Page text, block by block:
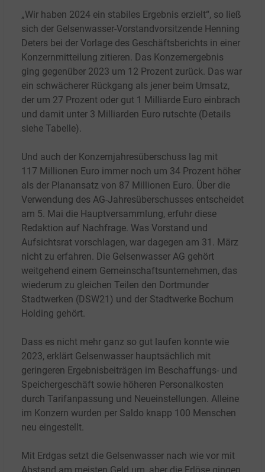
„Wir haben 2024 ein stabiles Ergebnis erzielt“, so ließ
sich der Gelsenwasser-Vorstandvorsitzende Henning
Deters bei der Vorlage des Geschäftsberichts in einer
Konzernmitteilung zitieren. Das Konzernergebnis
ging gegenüber 2023 um 12 Prozent zurück. Das war
ein schwächerer Rückgang als jener beim Umsatz,
der um 27 Prozent oder gut 1
Milliarde Euro einbrach
und damit unter 3 Milliarden Euro rutschte (Details
siehe Tabelle).
Und auch der Konzernjahresüberschuss lag mit
117 Millionen Euro immer noch um 34 Prozent höher
als der Planansatz von 87 Millionen Euro. Über die
Verwendung des AG-Jahresüberschusses entscheidet
am 5. Mai die Hauptversammlung, erfuhr diese
Redaktion auf Nachfrage. Was Vorstand und
Aufsichtsrat vorschlagen, war dagegen am 31. März
nicht zu erfahren. Die Gelsenwasser AG gehört
weitgehend einem Gemeinschaftsunternehmen, das
wiederum zu gleichen Teilen den Dortmunder
Stadtwerken (DSW21) und der Stadtwerke Bochum
Holding gehört.
Dass es nicht mehr ganz so gut laufen konnte wie
2023, erklärt Gelsenwasser hauptsächlich mit
geringeren Ergebnisbeiträgen im Beschaffungs- und
Speichergeschäft sowie höheren Personalkosten
durch Tarifanpassung und Neueinstellungen. Alleine
im Konzern wurden per Saldo knapp 100 Menschen
neu eingestellt.
Mit Erdgas setzt die Gelsenwasser nach wie vor mit